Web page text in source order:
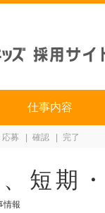
仕事内容
応募 確認 完了
短期
情報